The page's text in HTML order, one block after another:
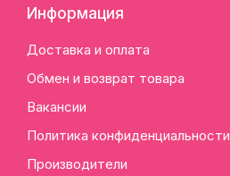
Информация
Доставка и оплата
Обмен и возврат товара
Вакансии
Политика конфиденциальности
Производители